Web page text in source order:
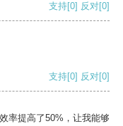
支持[0] 反对[0]
支持[0] 反对[0]
率提高了50%，让我能够